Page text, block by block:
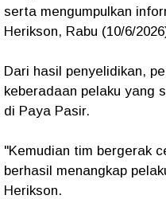
serta mengumpulkan
Herikson, Rabu (10/6/
Dari hasil penyelidikan,
keberadaan pelaku yang
di Paya Pasir.
"Kemudian tim bergerak
berhasil menangkap
Herikson.